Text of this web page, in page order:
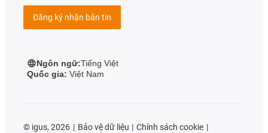
Đăng ký nhận bản tin
Ngôn ngữ:Tiếng Việt
Quốc gia: Việt Nam
© igus, 2026 Bảo vệ dữ liệu
Chính sách cookie